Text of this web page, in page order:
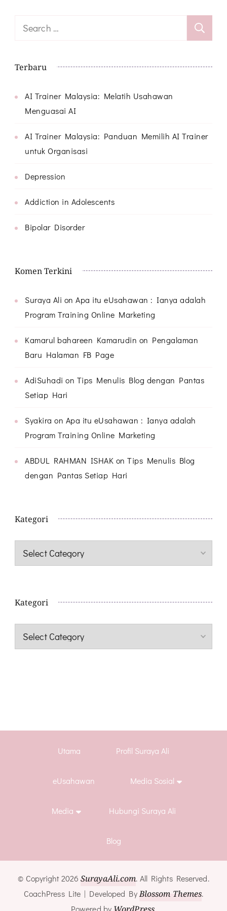
Search
Terbaru
AI Trainer Malaysia: Melatih Usahawan
Menguasai AI
AI Trainer Malaysia: Panduan Memilih AI Trainer
untuk Organisasi
Depression
Addiction in Adolescents
Bipolar Disorder
Komen Terkini
Suraya Ali on Apa itu eUsahawan : Ianya adalah
Program Training Online Marketing
Kamarul bahareen Kamarudin on Pengalaman
Baru Halaman FB Page
AdiSuhadi on Tips Menulis Blog dengan Pantas
Setiap Hari
Syakira on Apa itu eUsahawan : Ianya adalah
Program Training Online Marketing
ABDUL RAHMAN ISHAK on Tips Menulis Blog
dengan Pantas Setiap Hari
Kategori
Kategori
Kategori
Kategori
Utama Profil Suraya Ali
eUsahawan Media Sosial
Media Hubungi Suraya Ali
Blog
© Copyright 2026SurayaAli.com. All Rights Reserved.
CoachPress Lite | Developed ByBlossom Themes.
Powered by WordPress.